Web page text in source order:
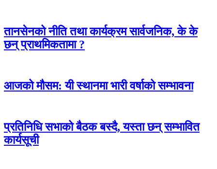
तानसेनको नीति तथा कार्यक्रम सार्वजनिक, के के
छन् प्राथमिकतामा ?
आजको मौसम: यी स्थानमा भारी वर्षाको सम्भावना
प्रतिनिधि सभाको बैठक बस्दै, यस्ता छन् सम्भावित
कार्यसूची